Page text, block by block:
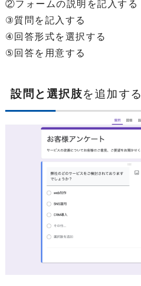
②フォームの説明を記入する
③質問を記入する
④回答形式を選択する
⑤回答を用意する
設問と選択肢を追加する